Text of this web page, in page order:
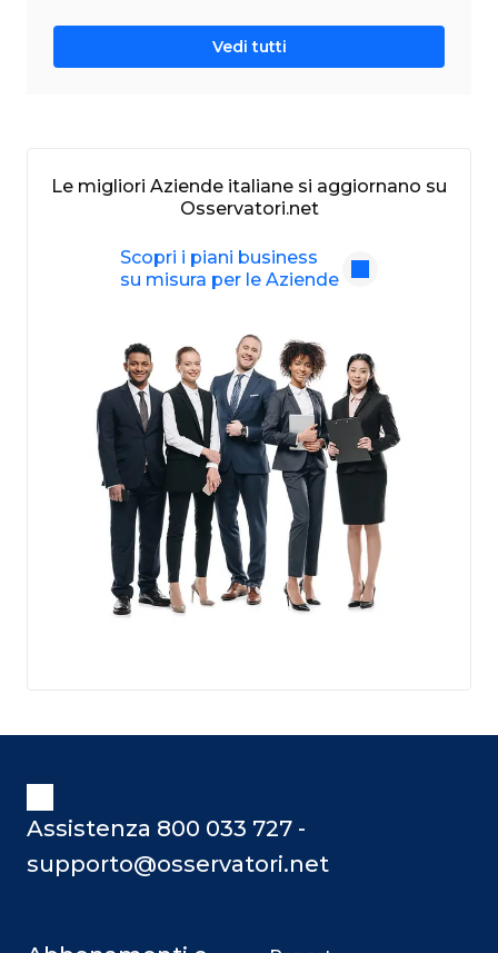
Vedi tutti
Le migliori Aziende italiane si aggiornano su
Osservatori.net
Scopri i piani business
su misura per le Aziende
Assistenza 800 033 727 -
supporto@osservatori.net